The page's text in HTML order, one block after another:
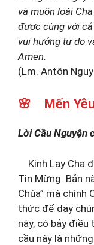
và muôn loài
được cùng với
vui hưởng tự do
Amen.
(Lm. Antôn
🌸 Mến
Lời Cầu Nguyện
Kinh Lạy Cha
Tin Mừng. Bản
Chúa” mà chính
thức để dạy
này, có bảy điều
cầu này là